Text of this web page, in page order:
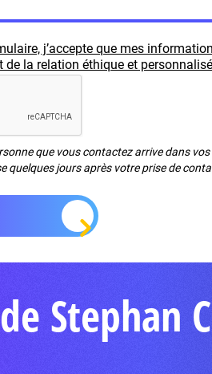
j’accepte que mes
de la relation éthique et
que vous contactez arrive dans
quelques jours après votre prise de
Stephan